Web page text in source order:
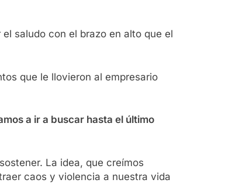
saludo con el brazo en alto que el
que le llovieron al empresario
a ir a buscar hasta el último
La idea, que creímos
caos y violencia a nuestra vida